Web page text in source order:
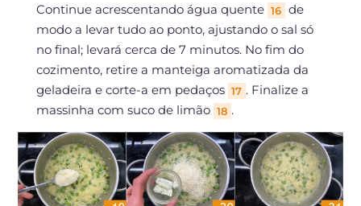
Continue acrescentando água quente 16 de
modo a levar tudo ao ponto, ajustando o sal só
no final; levará cerca de 7 minutos. No fim do
cozimento, retire a manteiga aromatizada da
geladeira e corte-a em pedaços 17 . Finalize a
massinha com suco de limão 18 .